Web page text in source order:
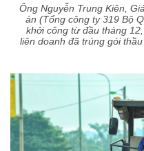
Ông Nguyễn Trung Kiên,
án (Tổng công ty 319 Bộ
khởi công từ đầu tháng
liên doanh đã trúng gói